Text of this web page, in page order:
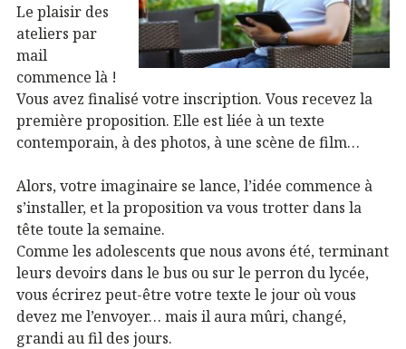
Le plaisir des
ateliers par
mail
commence là !
Vous avez finalisé votre inscription. Vous recevez la
première proposition. Elle est liée à un texte
contemporain, à des photos, à une scène de film…
Alors, votre imaginaire se lance, l’idée commence à
s’installer, et la proposition va vous trotter dans la
tête toute la semaine.
Comme les adolescents que nous avons été, terminant
leurs devoirs dans le bus ou sur le perron du lycée,
vous écrirez peut-être votre texte le jour où vous
devez me l’envoyer… mais il aura mûri, changé,
grandi au fil des jours.